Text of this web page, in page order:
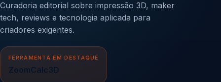
Curadoria editorial sobre impressão 3D, maker
tech, reviews e tecnologia aplicada para
criadores exigentes.
FERRAMENTA EM DESTAQUE
ZoomCalc3D